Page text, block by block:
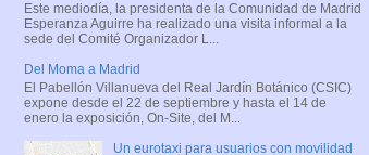
Este mediodía, la presidenta de la Comunidad de Madrid
Esperanza Aguirre ha realizado una visita informal a la
sede del Comité Organizador L...
Del Moma a Madrid
El Pabellón Villanueva del Real Jardín Botánico (CSIC)
expone desde el 22 de septiembre y hasta el 14 de
enero la exposición, On-Site, del M...
Un eurotaxi para usuarios con movilidad